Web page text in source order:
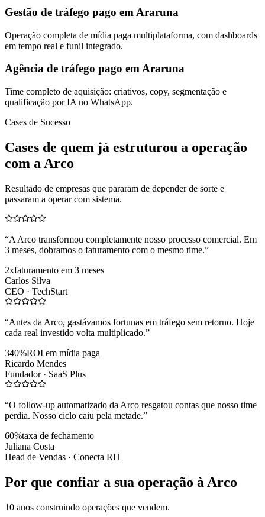
Gestão de tráfego pago em Araruna
Operação completa de mídia paga multiplataforma, com dashboards
em tempo real e funil integrado.
Agência de tráfego pago em Araruna
Time completo de aquisição: criativos, copy, segmentação e
qualificação por IA no WhatsApp.
Cases de Sucesso
Cases de quem já estruturou a operação
com a Arco
Resultado de empresas que pararam de depender de sorte e
passaram a operar com sistema.
“A Arco transformou completamente nosso processo comercial. Em
3 meses, dobramos o faturamento com o mesmo time.”
2xfaturamento em 3 meses
Carlos Silva
CEO · TechStart
“Antes da Arco, gastávamos fortunas em tráfego sem retorno. Hoje
cada real investido volta multiplicado.”
340%ROI em mídia paga
Ricardo Mendes
Fundador · SaaS Plus
“O follow-up automatizado da Arco resgatou contas que nosso time
perdia. Nosso ciclo caiu pela metade.”
60%taxa de fechamento
Juliana Costa
Head de Vendas · Conecta RH
Por que confiar a sua operação à Arco
10 anos construindo operações que vendem.